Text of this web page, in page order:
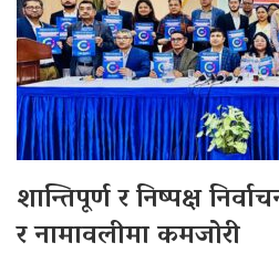
शान्तिपूर्ण र निष्पक्ष
र नामावलीमा कमजोरी